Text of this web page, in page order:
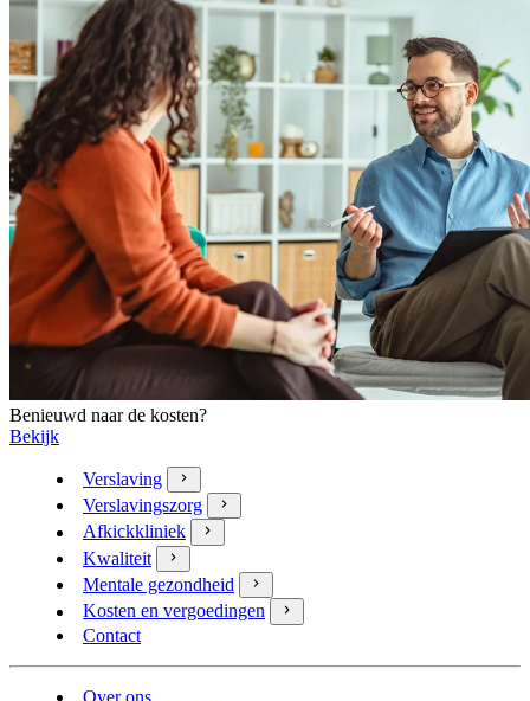
Benieuwd naar de kosten?
Bekijk
Verslaving
Verslavingszorg
Afkickkliniek
Kwaliteit
Mentale gezondheid
Kosten en vergoedingen
Contact
Over ons